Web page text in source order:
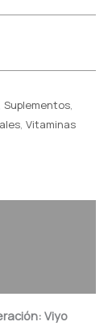
Suplementos,
, Vitaminas
Viyo